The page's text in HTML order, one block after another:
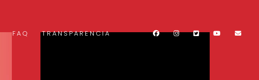
FAQ TRANSPARENCIA
Reproductor